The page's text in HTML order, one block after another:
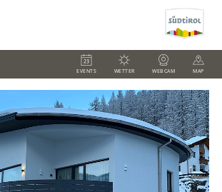
EVENTS WETTER WEBCAM MAP